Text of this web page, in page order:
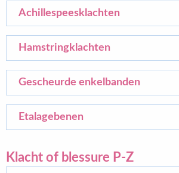
Achillespeesklachten
Hamstringklachten
Gescheurde enkelbanden
Etalagebenen
Klacht of blessure P-Z